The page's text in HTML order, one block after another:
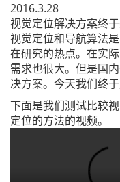
2016.3.28
视觉定位解决方案终
视觉定位和导航算法
在研究的热点。在实
需求也很大。但是国
决方案。今天我们终
下面是我们测试比较
定位的方法的视频。